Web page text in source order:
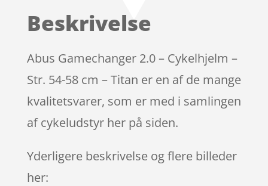
kundebedø
Beskrivelse
Abus Gamechanger 2.0 – Cykelhjelm –
Str. 54-58 cm – Titan er en af de mange
kvalitetsvarer, som er med i samlingen
af cykeludstyr her på siden.
Yderligere beskrivelse og flere billeder
her: